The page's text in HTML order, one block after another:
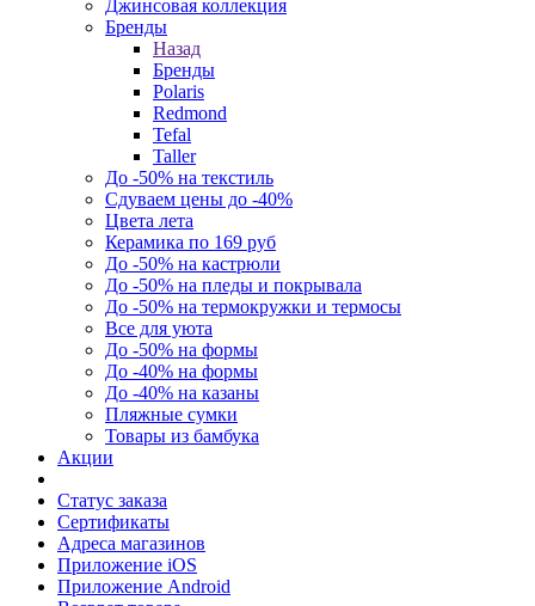
Джинсовая коллекция
Бренды
Назад
Бренды
Polaris
Redmond
Tefal
Taller
До -50% на текстиль
Сдуваем цены до -40%
Цвета лета
Керамика по 169 руб
До -50% на кастрюли
До -50% на пледы и покрывала
До -50% на термокружки и термосы
Все для уюта
До -50% на формы
До -40% на формы
До -40% на казаны
Пляжные сумки
Товары из бамбука
Акции
Статус заказа
Сертификаты
Адреса магазинов
Приложение iOS
Приложение Android